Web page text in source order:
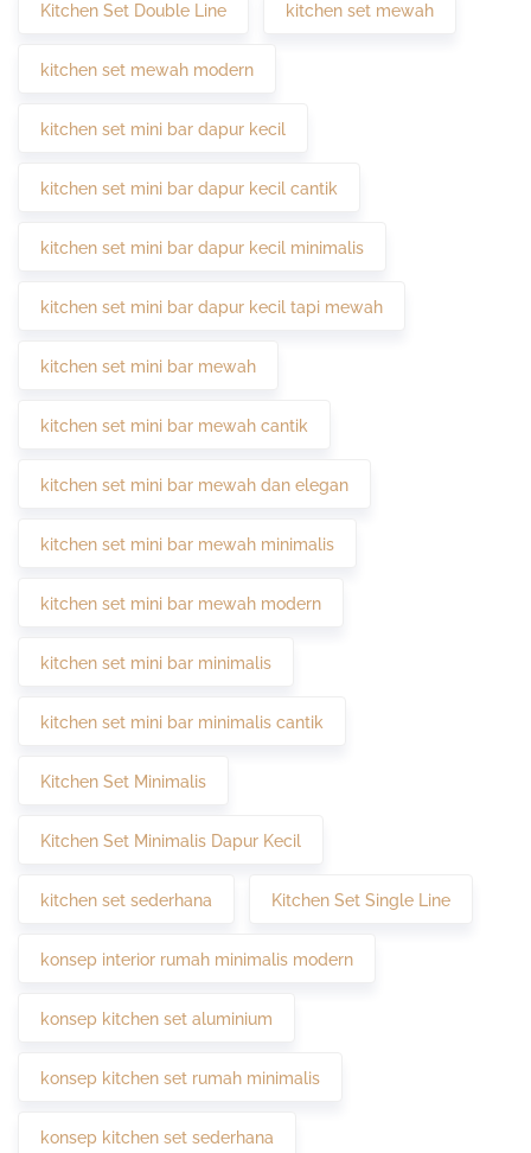
Kitchen Set Double Line kitchen set mewah
kitchen set mewah modern
kitchen set mini bar dapur kecil
kitchen set mini bar dapur kecil cantik
kitchen set mini bar dapur kecil minimalis
kitchen set mini bar dapur kecil tapi mewah
kitchen set mini bar mewah
kitchen set mini bar mewah cantik
kitchen set mini bar mewah dan elegan
kitchen set mini bar mewah minimalis
kitchen set mini bar mewah modern
kitchen set mini bar minimalis
kitchen set mini bar minimalis cantik
Kitchen Set Minimalis
Kitchen Set Minimalis Dapur Kecil
kitchen set sederhana Kitchen Set Single Line
konsep interior rumah minimalis modern
konsep kitchen set aluminium
konsep kitchen set rumah minimalis
konsep kitchen set sederhana